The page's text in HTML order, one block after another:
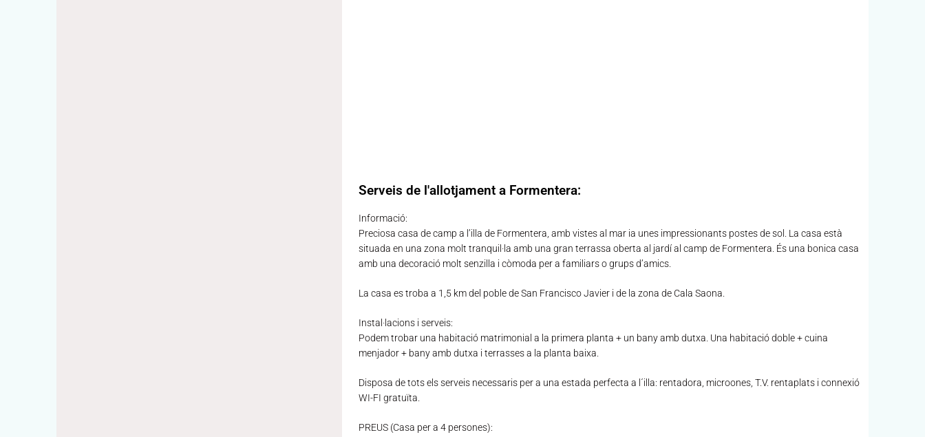
Serveis de l'allotjament a Formentera:
Informació:
Preciosa casa de camp a l’illa de Formentera, amb vistes al mar ia unes impressionants postes de sol. La casa està
situada en una zona molt tranquil·la amb una gran terrassa oberta al jardí al camp de Formentera. És una bonica casa
amb una decoració molt senzilla i còmoda per a familiars o grups d’amics.
La casa es troba a 1,5 km del poble de San Francisco Javier i de la zona de Cala Saona.
Instal·lacions i serveis:
Podem trobar una habitació matrimonial a la primera planta + un bany amb dutxa. Una habitació doble + cuina
menjador + bany amb dutxa i terrasses a la planta baixa.
Disposa de tots els serveis necessaris per a una estada perfecta a l´illa: rentadora, microones, T.V. rentaplats i connexió
WI-FI gratuïta.
PREUS (Casa per a 4 persones):